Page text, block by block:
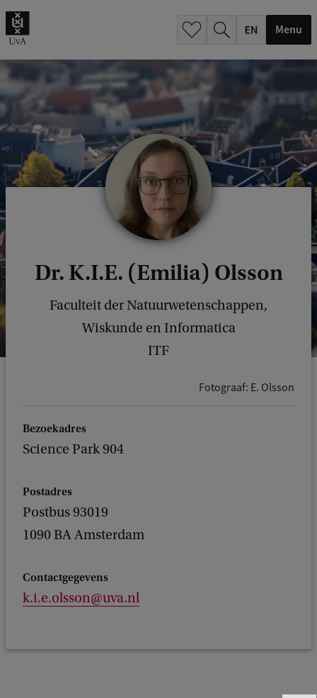
Menu
Dr. K.I.E. (Emilia) Olsson
Faculteit der Natuurwetenschappen,
Wiskunde en Informatica
ITF
Fotograaf: E. Olsson
Bezoekadres
Science Park 904
Postadres
Postbus 93019
1090 BA Amsterdam
Contactgegevens
k.i.e.olsson@uva.nl